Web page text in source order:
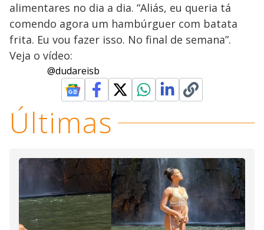
alimentares no dia a dia. “Aliás, eu queria tá
comendo agora um hambúrguer com batata
frita. Eu vou fazer isso. No final de semana”.
Veja o vídeo:
@dudareisb
Últimas